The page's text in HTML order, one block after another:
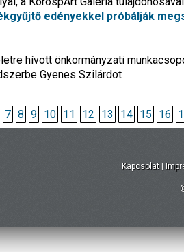
edényekkel próbálják
hívott önkormányzati
Gyenes Szilárdot
7 8 9 10 11 12 13 14 15 16
Kapcsolat |